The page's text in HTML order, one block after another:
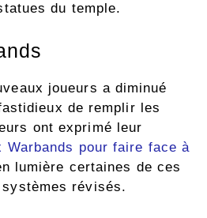
du temple.
joueurs a diminué
de remplir les
ont exprimé leur
Warbands pour faire face à
lumière certaines de ces
révisés.